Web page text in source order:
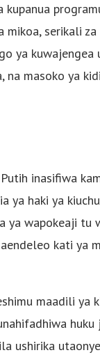
kupanua
serikali
ya
na masoko ya
inasifiwa
ya haki ya
ya wapokeaji
kati ya
maadili ya
ushirika